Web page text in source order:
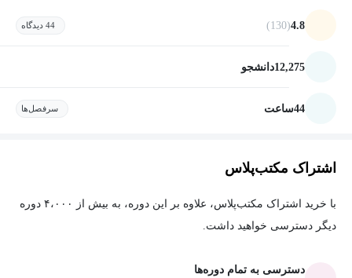
4.8
(130) 44 دیدگاه
12,275دانشجو
44ساعت سرفصل‌ها
اشتراک مکتب‌پلاس
با خرید اشتراک مکتب‌پلاس، علاوه بر این دوره، به بیش از ۴،۰۰۰ دوره
دیگر دسترسی خواهید داشت.
دسترسی به تمام دوره‌ها